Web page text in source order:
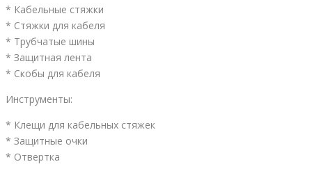
* Кабельные стяжки
* Стяжки для кабеля
* Трубчатые шины
* Защитная лента
* Скобы для кабеля
Инструменты:
* Клещи для кабельных стяжек
* Защитные очки
* Отвертка